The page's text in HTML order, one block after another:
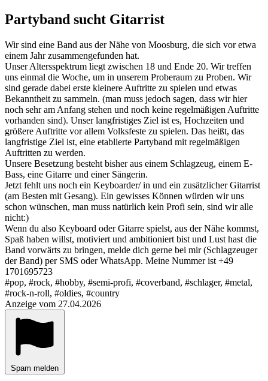
Partyband sucht Gitarrist
Wir sind eine Band aus der Nähe von Moosburg, die sich vor etwa
einem Jahr zusammengefunden hat.
Unser Altersspektrum liegt zwischen 18 und Ende 20. Wir treffen
uns einmal die Woche, um in unserem Proberaum zu Proben. Wir
sind gerade dabei erste kleinere Auftritte zu spielen und etwas
Bekanntheit zu sammeln. (man muss jedoch sagen, dass wir hier
noch sehr am Anfang stehen und noch keine regelmäßigen Auftritte
vorhanden sind). Unser langfristiges Ziel ist es, Hochzeiten und
größere Auftritte vor allem Volksfeste zu spielen. Das heißt, das
langfristige Ziel ist, eine etablierte Partyband mit regelmäßigen
Auftritten zu werden.
Unsere Besetzung besteht bisher aus einem Schlagzeug, einem E-
Bass, eine Gitarre und einer Sängerin.
Jetzt fehlt uns noch ein Keyboarder/ in und ein zusätzlicher Gitarrist
(am Besten mit Gesang). Ein gewisses Können würden wir uns
schon wünschen, man muss natürlich kein Profi sein, sind wir alle
nicht:)
Wenn du also Keyboard oder Gitarre spielst, aus der Nähe kommst,
Spaß haben willst, motiviert und ambitioniert bist und Lust hast die
Band vorwärts zu bringen, melde dich gerne bei mir (Schlagzeuger
der Band) per SMS oder WhatsApp. Meine Nummer ist +49
1701695723
#pop, #rock, #hobby, #semi-profi, #coverband, #schlager, #metal,
#rock-n-roll, #oldies, #country
Anzeige vom 27.04.2026
Spam melden